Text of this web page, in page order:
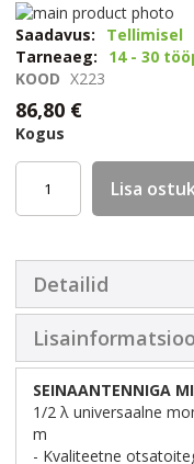
Skip
to
the
end
of
the
images
gallery
Skip
to
the
beginning
of
the
images
gallery
Saadavus:
Tellimisel
Tarneaeg:
14 - 30
KOOD X223
86,80 €
Kogus
Lisa
Detailid
SEINAANTENNIGA
1/2 λ universaalne
m
- Kvaliteetne